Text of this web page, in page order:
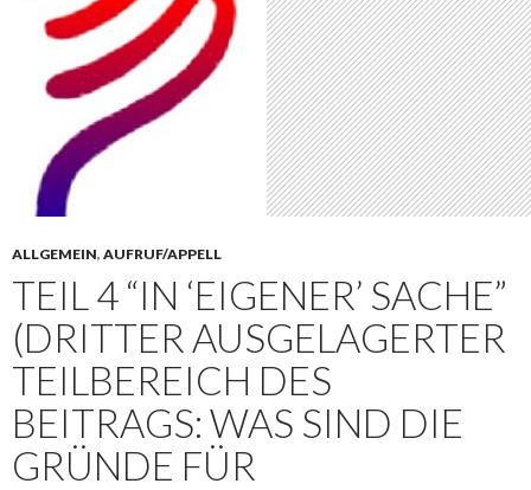
ALLGEMEIN, AUFRUF/APPELL
TEIL 4 “IN ‘EIGENER’ SACHE”
(DRITTER AUSGELAGERTER
TEILBEREICH DES
BEITRAGS: WAS SIND DIE
GRÜNDE FÜR